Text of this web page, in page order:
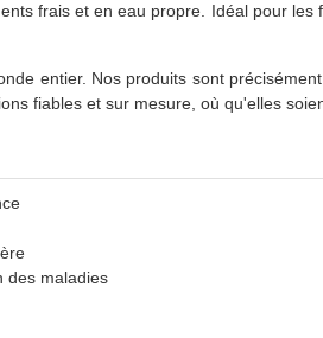
frais et en eau propre. Idéal pour les
entier. Nos produits sont
fiables et sur mesure, où qu'elles
des maladies